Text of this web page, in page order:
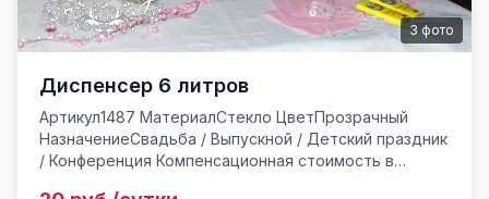
3 фото
Диспенсер 6 литров
Артикул1487 МатериалСтекло ЦветПрозрачный
НазначениеСвадьба / Выпускной / Детский праздник
/ Конференция Компенсационная стоимость в